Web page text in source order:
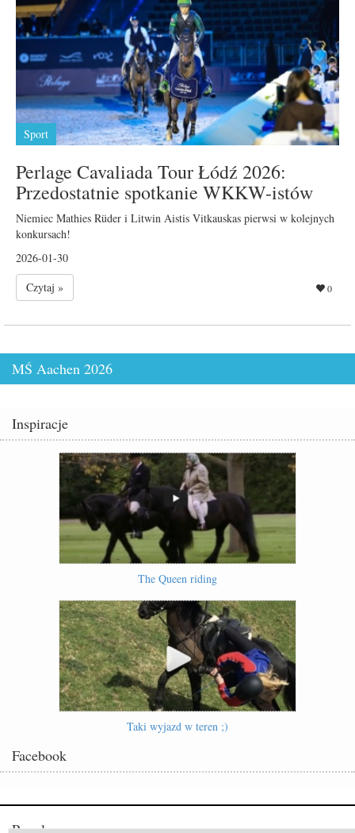
Sport
Perlage Cavaliada Tour Łódź 2026:
Przedostatnie spotkanie WKKW-istów
Niemiec Mathies Rüder i Litwin Aistis Vitkauskas pierwsi w kolejnych
konkursach!
2026-01-30
Czytaj »
0
MŚ Aachen 2026
Inspiracje
The Queen riding
Taki wyjazd w teren ;)
Facebook
Popularne